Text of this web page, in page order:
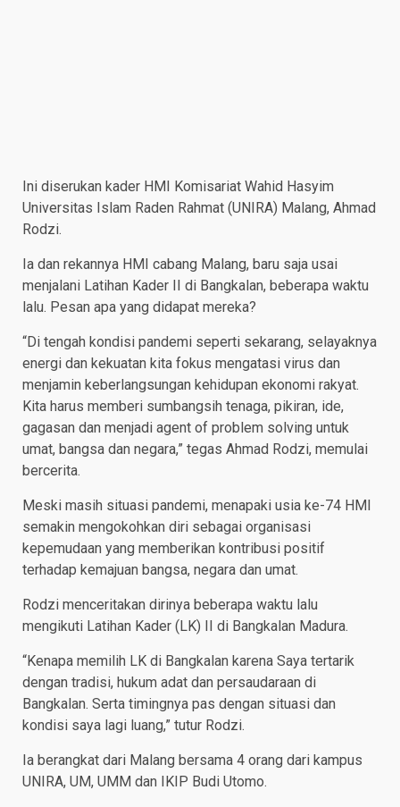
Ini diserukan kader HMI Komisariat Wahid Hasyim
Universitas Islam Raden Rahmat (UNIRA) Malang, Ahmad
Rodzi.
Ia dan rekannya HMI cabang Malang, baru saja usai
menjalani Latihan Kader II di Bangkalan, beberapa waktu
lalu. Pesan apa yang didapat mereka?
“Di tengah kondisi pandemi seperti sekarang, selayaknya
energi dan kekuatan kita fokus mengatasi virus dan
menjamin keberlangsungan kehidupan ekonomi rakyat.
Kita harus memberi sumbangsih tenaga, pikiran, ide,
gagasan dan menjadi agent of problem solving untuk
umat, bangsa dan negara,” tegas Ahmad Rodzi, memulai
bercerita.
Meski masih situasi pandemi, menapaki usia ke-74 HMI
semakin mengokohkan diri sebagai organisasi
kepemudaan yang memberikan kontribusi positif
terhadap kemajuan bangsa, negara dan umat.
Rodzi menceritakan dirinya beberapa waktu lalu
mengikuti Latihan Kader (LK) II di Bangkalan Madura.
“Kenapa memilih LK di Bangkalan karena Saya tertarik
dengan tradisi, hukum adat dan persaudaraan di
Bangkalan. Serta timingnya pas dengan situasi dan
kondisi saya lagi luang,” tutur Rodzi.
Ia berangkat dari Malang bersama 4 orang dari kampus
UNIRA, UM, UMM dan IKIP Budi Utomo.